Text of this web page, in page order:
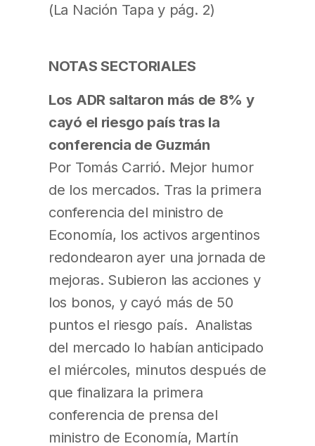
(La Nación Tapa y pág. 2)
NOTAS SECTORIALES
Los ADR saltaron más de 8% y
cayó el riesgo país tras la
conferencia de Guzmán
Por Tomás Carrió. Mejor humor
de los mercados. Tras la primera
conferencia del ministro de
Economía, los activos argentinos
redondearon ayer una jornada de
mejoras. Subieron las acciones y
los bonos, y cayó más de 50
puntos el riesgo país. Analistas
del mercado lo habían anticipado
el miércoles, minutos después de
que finalizara la primera
conferencia de prensa del
ministro de Economía, Martín